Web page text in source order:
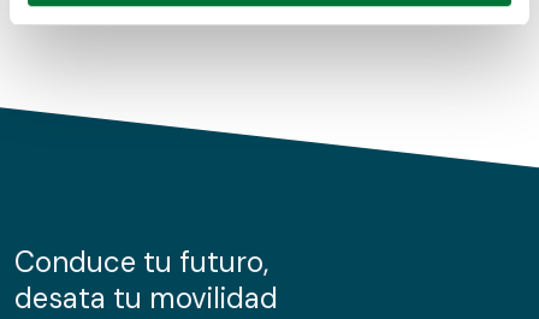
Obtenga más información sobre cómo se procesan sus
de cookies.
información sobre el uso que haga del sitio web con
nuestros partners de redes sociales, publicidad y análisis
Conduce tu futuro,
desata tu movilidad